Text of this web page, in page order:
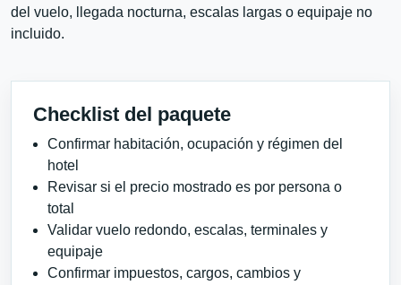
del vuelo, llegada nocturna, escalas largas o equipaje no
incluido.
Checklist del paquete
Confirmar habitación, ocupación y régimen del
hotel
Revisar si el precio mostrado es por persona o
total
Validar vuelo redondo, escalas, terminales y
equipaje
Confirmar impuestos, cargos, cambios y